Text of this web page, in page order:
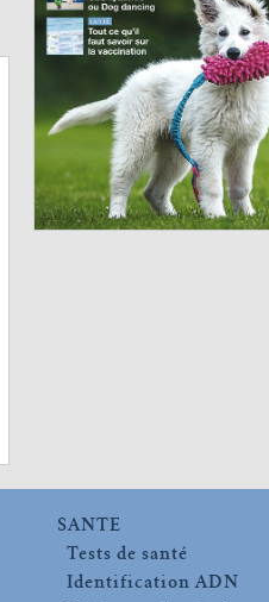
SANTE
Tests de santé
Identification ADN